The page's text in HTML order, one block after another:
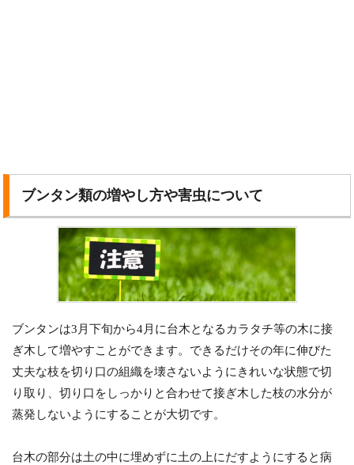
ブンタン類の増やし方や害虫について
ブンタンは3月下旬から4月に台木となるカラタチ等の木に接
ぎ木して増やすことができます。できるだけその年に伸びた
丈夫な枝を切り口の組織を壊さないようにきれいな状態で切
り取り、切り口をしっかりと合わせて接ぎ木した枝の水分が
蒸発しないようにすることが大切です。
台木の部分は土の中に埋めずに土の上にだすようにすると病